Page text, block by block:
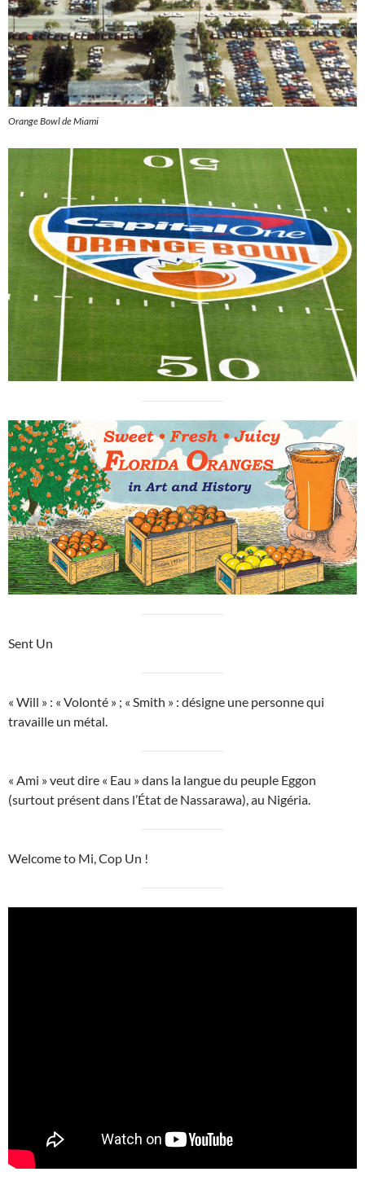
Orange Bowl de Miami
Sent Un
« Will » : « Volonté » ; « Smith » : désigne une personne qui
travaille un métal.
« Ami » veut dire « Eau » dans la langue du peuple Eggon
(surtout présent dans l’État de Nassarawa), au Nigéria.
Welcome to Mi, Cop Un !